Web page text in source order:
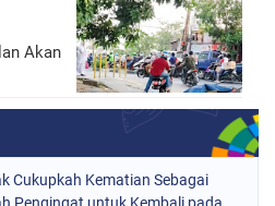
Akan
Cukupkah Kematian Sebagai
Pengingat untuk Kembali pada